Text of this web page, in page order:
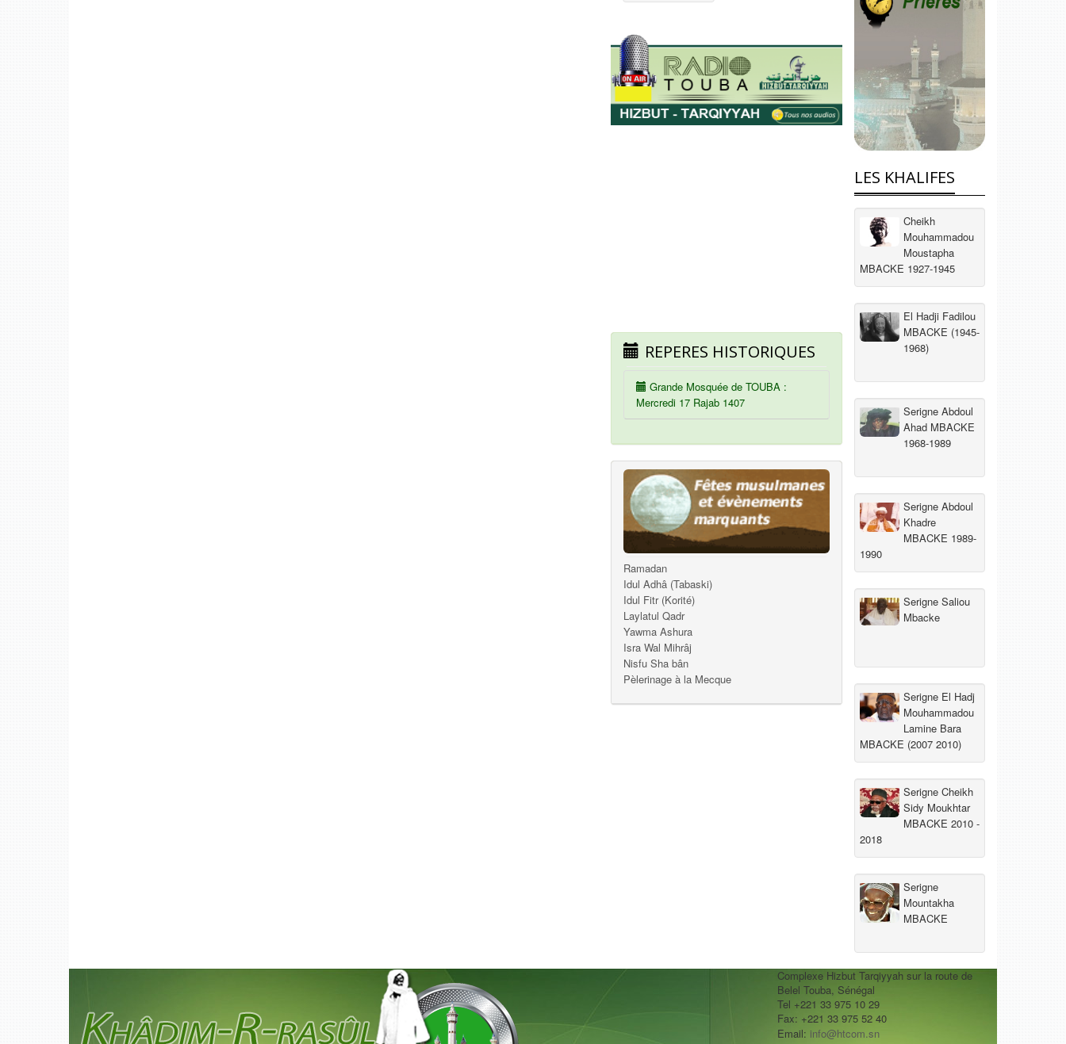
REPERES HISTORIQUES
Grande Mosquée de TOUBA :
Mercredi 17 Rajab 1407
Ramadan
Idul Adhâ (Tabaski)
Idul Fitr (Korité)
Laylatul Qadr
Yawma Ashura
Isra Wal Mihrâj
Nisfu Sha bân
Pèlerinage à la Mecque
LES KHALIFES
Cheikh
Mouhammadou
Moustapha
MBACKE 1927-1945
El Hadji Fadilou
MBACKE (1945-
1968)
Serigne Abdoul
Ahad MBACKE
1968-1989
Serigne Abdoul
Khadre
MBACKE 1989-
1990
Serigne Saliou
Mbacke
Serigne El Hadj
Mouhammadou
Lamine Bara
MBACKE (2007 2010)
Serigne Cheikh
Sidy Moukhtar
MBACKE 2010 -
2018
Serigne
Mountakha
MBACKE
Complexe Hizbut Tarqiyyah sur la route de
Belel Touba, Sénégal
Tel +221 33 975 10 29
Fax: +221 33 975 52 40
Email: info@htcom.sn